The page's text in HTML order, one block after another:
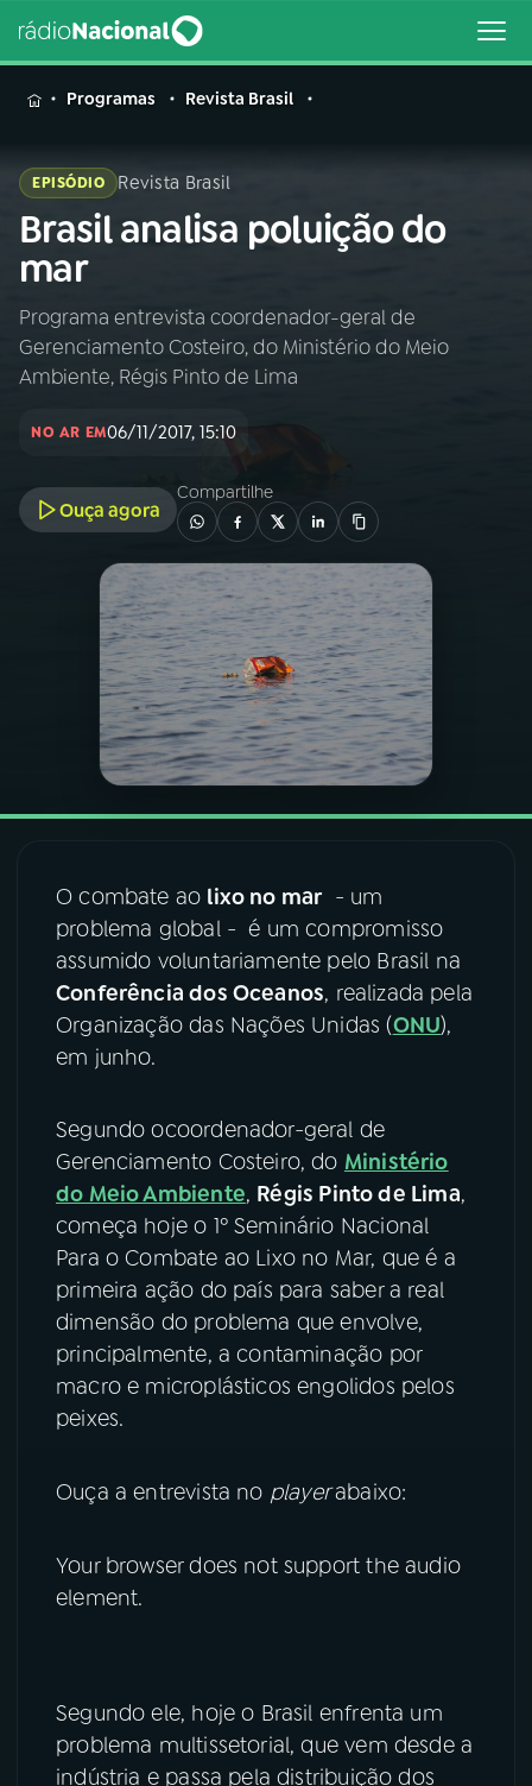
MENU
Buscar
na
Rádio
Nacional
AO VIVO
01INÍCIO
02A RÁDIO
PROGRAMAÇÃO
PROGRAMAS
PODCASTS
06VIDEOCASTS
07ÚLTIMAS
FESTIVAL DE MÚSICA
ACOMPANHE A RÁDIO NACIONAL
Instagram X
TikTok
Programas Revista Brasil
EPISÓDIO Revista Brasil
Brasil analisa poluição do
mar
Programa entrevista coordenador-geral de
Gerenciamento Costeiro, do Ministério do Meio
Ambiente, Régis Pinto de Lima
NO AR EM06/11/2017, 15:10
Ouça agora
Compartilhe
O combate ao lixo no mar- um
problema global - é um compromisso
assumido voluntariamente pelo Brasil na
Conferência dos Oceanos, realizada pela
Organização das Nações Unidas (ONU),
em junho.
Segundo ocoordenador-geral de
Gerenciamento Costeiro, do Ministério
do Meio Ambiente, Régis Pinto de Lima,
começa hoje o 1º Seminário Nacional
Para o Combate ao Lixo no Mar, que é a
primeira ação do país para saber a real
dimensão do problema que envolve,
principalmente, a contaminação por
macro e microplásticos engolidos pelos
peixes.
Ouça a entrevista no playerabaixo:
Your browser does not support the audio
element.
Segundo ele, hoje o Brasil enfrenta um
problema multissetorial, que vem desde a
indústria e passa pela distribuição dos